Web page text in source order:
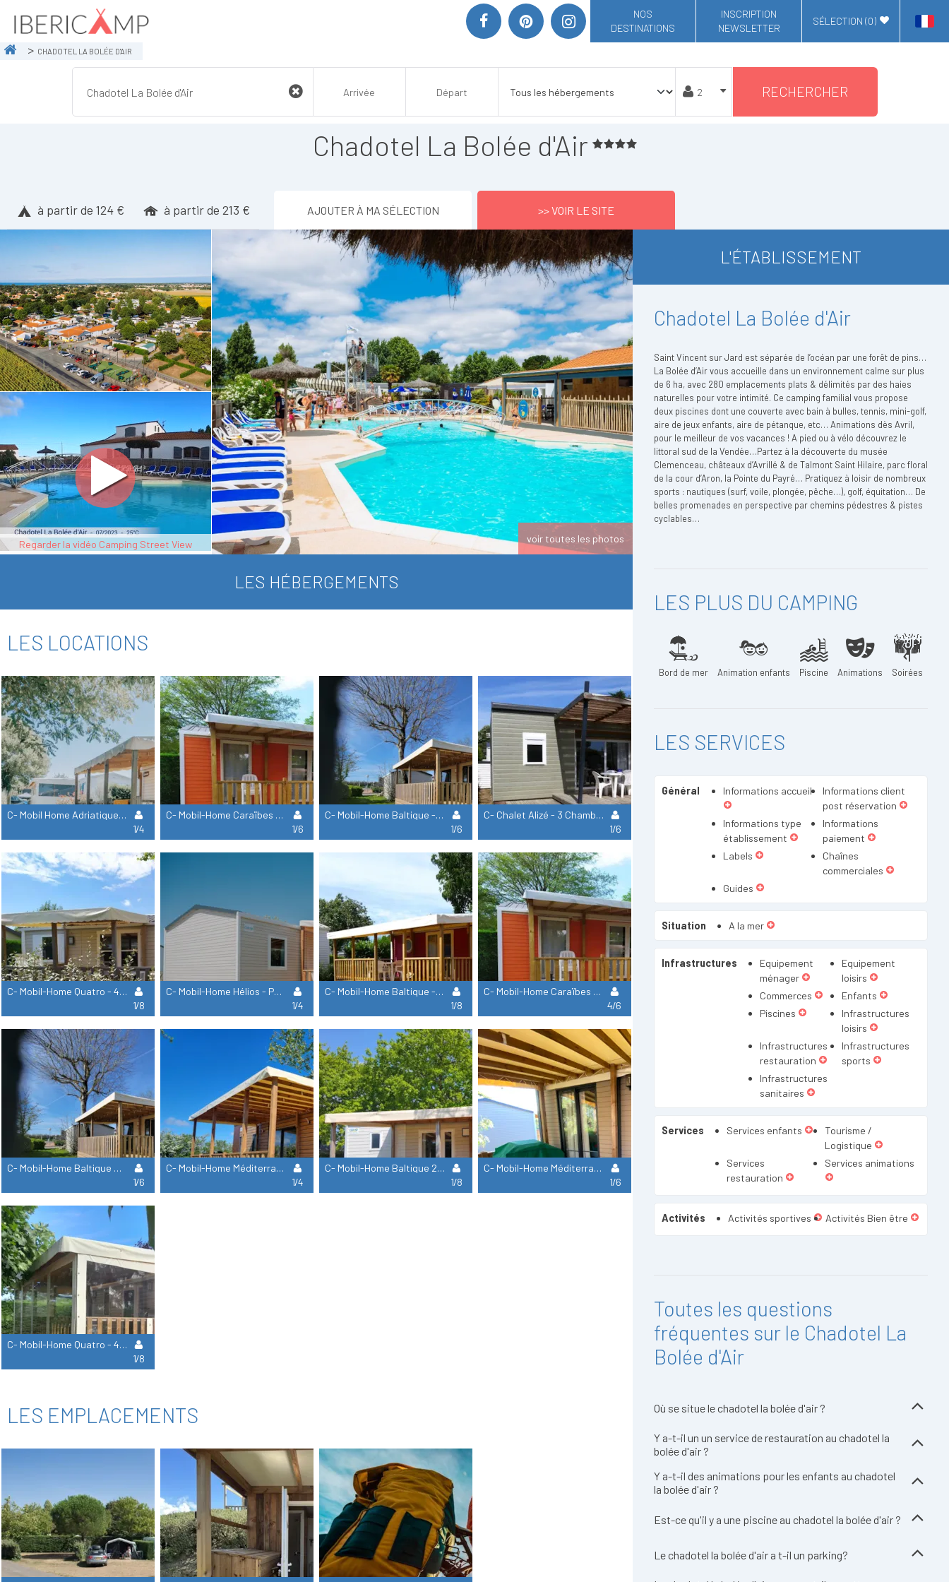
NOS
DESTINATIONS
INSCRIPTION
NEWSLETTER
SÉLECTION (0)
CHADOTEL LA BOLÉE D'AIR
RECHERCHER
Chadotel La Bolée d'Air
à partir de 124 € à partir de 213 € AJOUTER À MA SÉLECTION >> VOIR LE SITE
Regarder la vidéo Camping Street View voir toutes les photos
LES HÉBERGEMENTS
LES LOCATIONS
C- Mobil Home Adriatique - 2 Chambres
1/4
C- Mobil-Home Caraïbes - 2 Chambres
1/6
C- Mobil-Home Baltique - 3 Chambres
1/6
C- Chalet Alizé - 3 Chambres
1/6
C- Mobil-Home Quatro - 4 Chambres
1/8
C- Mobil-Home Hélios - Pmr - 2 Chambres Avec Terrasse Couverte
1/4
C- Mobil-Home Baltique - 3 Chambres + Banquette Convertible
1/8
C- Mobil-Home Caraïbes Climatisé 2 Chambres
4/6
C- Mobil-Home Baltique Climatisé 3 Chambres
1/6
C- Mobil-Home Méditerranée Climatisé 2 Chambres
1/4
C- Mobil-Home Baltique 2 Salles D'eau - 3 Chambres + Banquette Convertible
1/8
C- Mobil-Home Méditerranée Climatisé 3 Chambres
1/6
C- Mobil-Home Quatro - 4 Chambres 2 Salles De Douche
1/8
LES EMPLACEMENTS
L'ÉTABLISSEMENT
Chadotel La Bolée d'Air
Saint Vincent sur Jard est séparée de l’océan par une forêt de pins…
La Bolée d’Air vous accueille dans un environnement calme sur plus
de 6 ha, avec 280 emplacements plats & délimités par des haies
naturelles pour votre intimité. Ce camping familial vous propose
deux piscines dont une couverte avec bain à bulles, tennis, mini-golf,
aire de jeux enfants, aire de pétanque, etc… Animations dès Avril,
pour le meilleur de vos vacances ! A pied ou à vélo découvrez le
littoral sud de la Vendée…Partez à la découverte du musée
Clemenceau, châteaux d’Avrillé & de Talmont Saint Hilaire, parc floral
de la cour d’Aron, la Pointe du Payré… Pratiquez à loisir de nombreux
sports : nautiques (surf, voile, plongée, pêche…), golf, équitation… De
belles promenades en perspective par chemins pédestres & pistes
cyclables…
LES PLUS DU CAMPING
Bord de mer Animation enfants Piscine Animations Soirées
LES SERVICES
Général Informations accueil
Informations client
post réservation
Informations type
établissement
Informations
paiement
Labels
Chaînes
commerciales
Guides
Situation A la mer
Infrastructures
Equipement
ménager
Equipement
loisirs
Commerces
Enfants
Piscines
Infrastructures
loisirs
Infrastructures
restauration
Infrastructures
sports
Infrastructures
sanitaires
Services Services enfants
Tourisme /
Logistique
Services
restauration
Services animations
Activités Activités sportives Activités Bien être
Toutes les questions
fréquentes sur le Chadotel La
Bolée d'Air
Où se situe le chadotel la bolée d'air ?
Y a-t-il un un service de restauration au chadotel la
bolée d'air ?
Y a-t-il des animations pour les enfants au chadotel
la bolée d'air ?
Est-ce qu'il y a une piscine au chadotel la bolée d'air ?
Le chadotel la bolée d'air a t-il un parking?